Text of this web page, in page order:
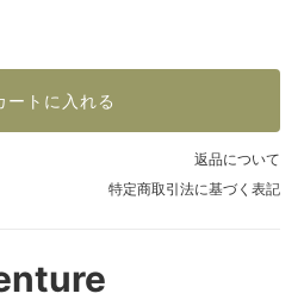
ートに入れる
返品について
特定商取引法に基づく表記